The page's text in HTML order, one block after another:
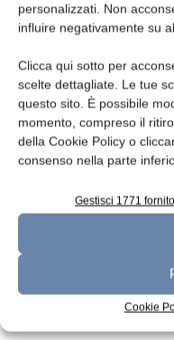
personalizzati. Non
influire negativamente su
Clicca qui sotto per
scelte dettagliate. Le tue
questo sito. È possibile
momento, compreso il
della Cookie Policy o
consenso nella parte
Gestisci 1771
Cookie
n.7 - Luglio 2026